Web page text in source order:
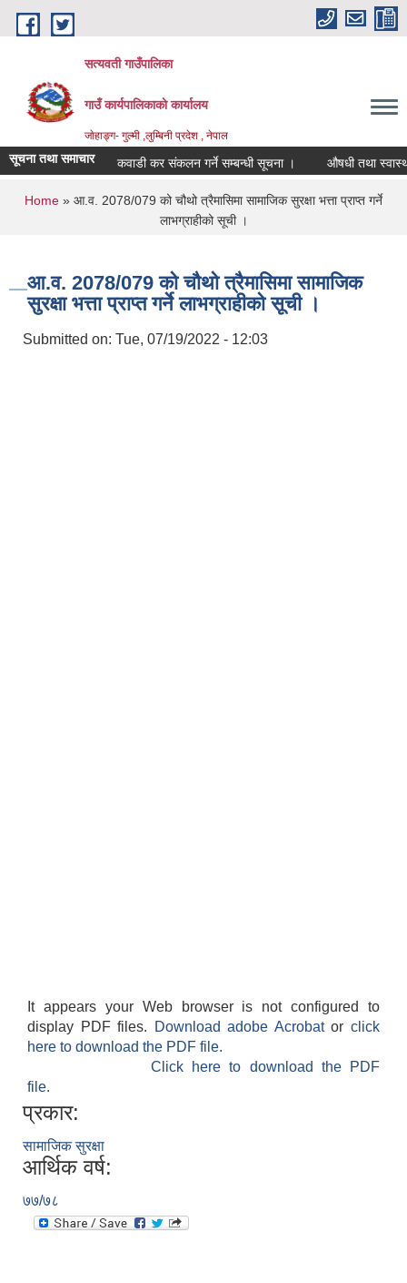
Skip to main content
सत्यवती गाउँपालिका
गाउँ कार्यपालिकाकाे कार्यालय
जाेहाङ्ग- गुल्मी ,लुम्बिनी प्रदेश , नेपाल
सूचना तथा समाचार कवाडी कर संकलन गर्ने सम्बन्धी सूचना । औषधी तथा स्वास्थ्य
You are here
Home » आ.व. 2078/079 को चौथो त्रैमासिमा सामाजिक सुरक्षा भत्ता प्राप्त गर्ने
लाभग्राहीको सूची ।
आ.व. 2078/079 को चौथो त्रैमासिमा सामाजिक
सुरक्षा भत्ता प्राप्त गर्ने लाभग्राहीको सूची ।
Submitted on: Tue, 07/19/2022 - 12:03
It appears your Web browser is not configured to
display PDF files.
Download adobe Acrobatorclick
here to download the PDF file.
Click here to download the PDF
file.
प्रकार:
सामाजिक सुरक्षा
आर्थिक वर्ष:
७७/७८